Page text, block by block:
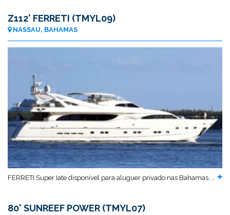
Z112' FERRETI (TMYL09)
NASSAU, BAHAMAS
FERRETI Super Iate disponível para aluguer privado nas Bahamas....
80' SUNREEF POWER (TMYL07)